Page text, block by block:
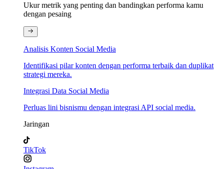
Ukur metrik yang penting dan bandingkan performa kamu
dengan pesaing
Analisis Konten Social Media
Identifikasi pilar konten dengan performa terbaik dan duplikat
strategi mereka.
Integrasi Data Social Media
Perluas lini bisnismu dengan integrasi API social media.
Jaringan
TikTok